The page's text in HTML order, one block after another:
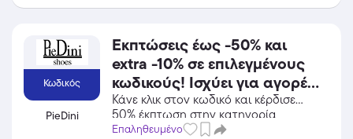
Κωδικός
PieDini
Εκπτώσεις έως -50% και
extra -10% σε επιλεγμένους
κωδικούς! Ισχύει για αγορές
έως 31/08/2026.
Κάνε κλικ στον κωδικό και κέρδισε
50% έκπτωση στην κατηγορία
Αξεσουάρ από το PieDini!
Επαληθευμένο